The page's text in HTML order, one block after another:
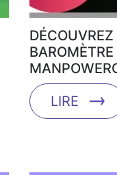
DÉCOUVREZ
LIRE